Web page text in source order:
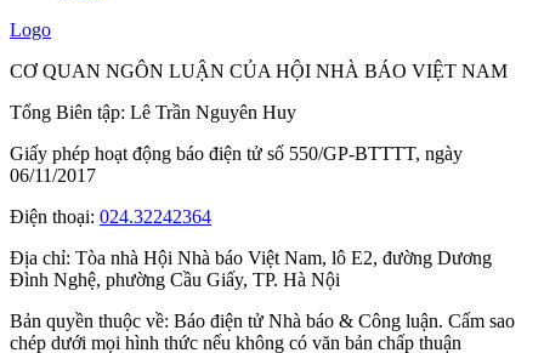
Logo
CƠ QUAN NGÔN LUẬN CỦA HỘI NHÀ BÁO VIỆT NAM
Tổng Biên tập: Lê Trần Nguyên Huy
Giấy phép hoạt động báo điện tử số 550/GP-BTTTT, ngày
06/11/2017
Điện thoại: 024.32242364
Địa chỉ: Tòa nhà Hội Nhà báo Việt Nam, lô E2, đường Dương
Đình Nghệ, phường Cầu Giấy, TP. Hà Nội
Bản quyền thuộc về: Báo điện tử Nhà báo & Công luận. Cấm sao
chép dưới mọi hình thức nếu không có văn bản chấp thuận